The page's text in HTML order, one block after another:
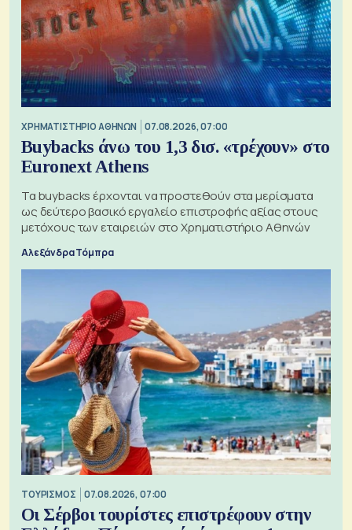
XΡΗΜΑΤΙΣΤΗΡΙΟ ΑΘΗΝΩΝ 07.08.2026, 07:00
Buybacks άνω του 1,3 δισ. «τρέχουν» στο
Euronext Athens
Τα buybacks έρχονται να προστεθούν στα μερίσματα
ως δεύτερο βασικό εργαλείο επιστροφής αξίας στους
μετόχους των εταιρειών στο Χρηματιστήριο Αθηνών
Αλεξάνδρα Τόμπρα
ΤΟΥΡΙΣΜΟΣ 07.08.2026, 07:00
Οι Σέρβοι τουρίστες επιστρέφουν στην